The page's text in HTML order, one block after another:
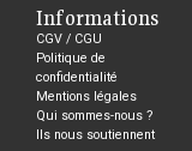
Informations
CGV / CGU
Politique de
confidentialité
Mentions légales
Qui sommes-nous ?
Ils nous soutiennent